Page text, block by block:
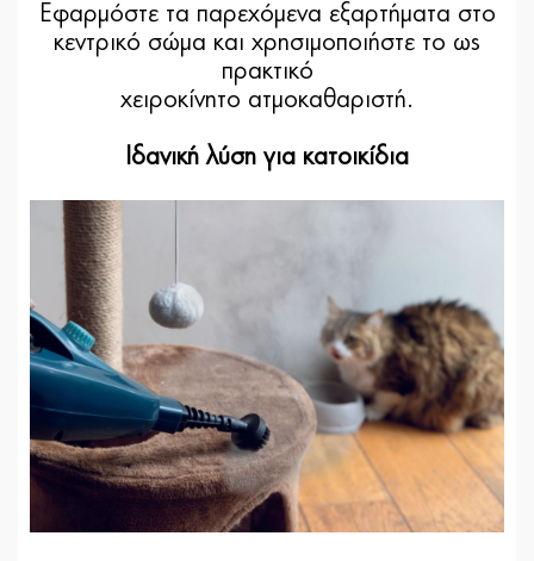
Εφαρμόστε τα παρεχόμενα εξαρτήματα στο
κεντρικό σώμα και χρησιμοποιήστε το ως
πρακτικό
χειροκίνητο ατμοκαθαριστή.
Ιδανική λύση για κατοικίδια